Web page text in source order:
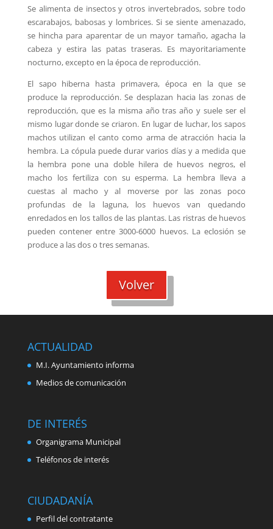
Se alimenta de insectos y otros invertebrados, sobre todo
escarabajos, babosas y lombrices. Si se siente amenazado,
se hincha para aparentar de un mayor tamaño, agacha la
cabeza y estira las patas traseras. Es mayoritariamente
nocturno, excepto en la época de reproducción.
El sapo hiberna hasta primavera, época en la que se
produce la reproducción. Se desplazan hacia las zonas de
reproducción, que es la misma año tras año y suele ser el
mismo lugar donde se criaron. En lugar de luchar, los sapos
machos utilizan el canto como arma de atracción hacia la
hembra. La cópula puede durar varios días y a medida que
la hembra pone una doble hilera de huevos negros, el
macho los fertiliza con su esperma. La hembra lleva a
cuestas al macho y al moverse por las zonas poco
profundas de la laguna, los huevos van quedando
enredados en los tallos de las plantas. Las ristras de huevos
pueden contener entre 3000-6000 huevos. La eclosión se
produce a las dos o tres semanas.
Volver
ACTUALIDAD
M.I. Ayuntamiento informa
Medios de comunicación
DE INTERÉS
Organigrama Municipal
Teléfonos de interés
CIUDADANÍA
Perfil del contratante